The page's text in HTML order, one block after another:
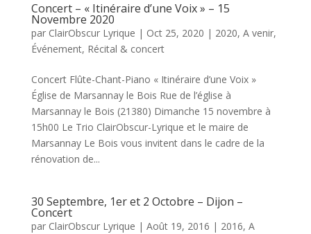
Concert – « Itinéraire d’une Voix » – 15
Novembre 2020
par ClairObscur Lyrique | Oct 25, 2020 | 2020, A venir,
Événement, Récital & concert
Concert Flûte-Chant-Piano « Itinéraire d’une Voix »
Église de Marsannay le Bois Rue de l’église à
Marsannay le Bois (21380) Dimanche 15 novembre à
15h00 Le Trio ClairObscur-Lyrique et le maire de
Marsannay Le Bois vous invitent dans le cadre de la
rénovation de...
30 Septembre, 1er et 2 Octobre – Dijon –
Concert
par ClairObscur Lyrique | Août 19, 2016 | 2016, A